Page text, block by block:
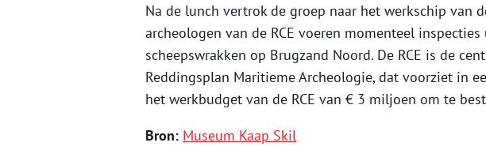
Na de lunch vertrok de groep naar het werkschip van
archeologen van de RCE voeren momenteel
scheepswrakken op Brugzand Noord. De RCE is de
Reddingsplan Maritieme Archeologie, dat voorziet in
het werkbudget van de RCE van € 3 miljoen om te
Bron: Museum Kaap Skil